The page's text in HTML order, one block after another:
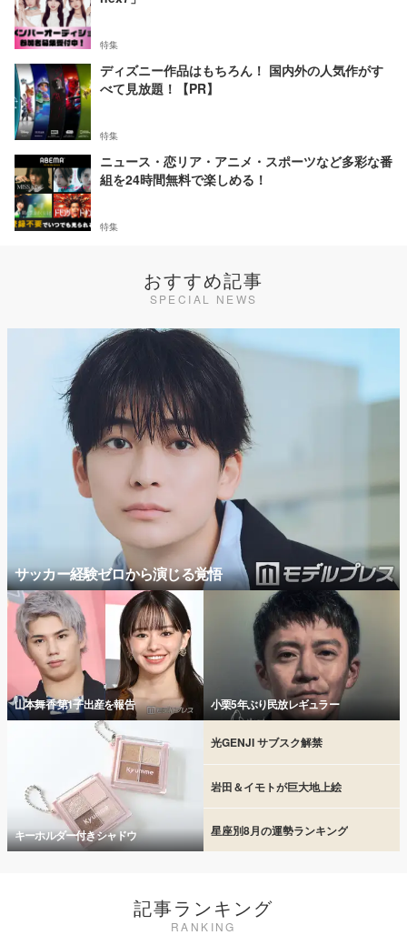
特集
ディズニー作品はもちろん！ 国内外の人気作がす
べて見放題！【PR】
特集
ニュース・恋リア・アニメ・スポーツなど多彩な番
組を24時間無料で楽しめる！
特集
おすすめ記事
SPECIAL NEWS
サッカー経験ゼロから演じる覚悟
山本舞香 第1子出産を報告 小栗5年ぶり民放レギュラー
キーホルダー付きシャドウ
光GENJI サブスク解禁
岩田＆イモトが巨大地上絵
星座別8月の運勢ランキング
記事ランキング
RANKING